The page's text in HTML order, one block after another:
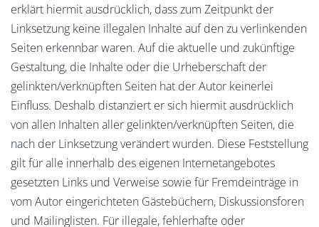
erklärt hiermit ausdrücklich, dass zum Zeitpunkt der
Linksetzung keine illegalen Inhalte auf den zu verlinkenden
Seiten erkennbar waren. Auf die aktuelle und zukünftige
Gestaltung, die Inhalte oder die Urheberschaft der
gelinkten/verknüpften Seiten hat der Autor keinerlei
Einfluss. Deshalb distanziert er sich hiermit ausdrücklich
von allen Inhalten aller gelinkten/verknüpften Seiten, die
nach der Linksetzung verändert wurden. Diese Feststellung
gilt für alle innerhalb des eigenen Internetangebotes
gesetzten Links und Verweise sowie für Fremdeinträge in
vom Autor eingerichteten Gästebüchern, Diskussionsforen
und Mailinglisten. Für illegale, fehlerhafte oder